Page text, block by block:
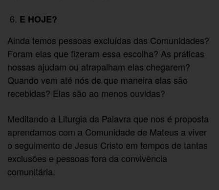
E HOJE?
Ainda temos pessoas excluídas das Comunidades?
Foram elas que fizeram essa escolha? As práticas
nossas ajudam ou atrapalham elas chegarem?
Quando vem até nós de que maneira elas são
recebidas? Elas são ao menos ouvidas?
Meditando a Liturgia da Palavra que nos é proposta
aprendamos com a Comunidade de Mateus a viver
o seguimento de Jesus Cristo em tempos de tantas
exclusões e pessoas fora da convivência
comunitária.